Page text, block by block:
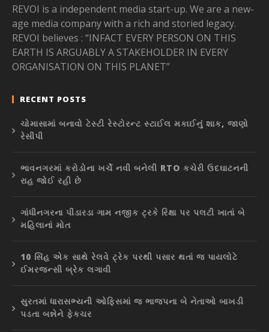
REVOI is a independent media start-up. We are a new-
age media company with a rich and storied legacy.
REVOI believes : “INFACT EVERY PERSON ON THIS
EARTH IS ARGUABLY A STAKEHOLDER IN EVERY
ORGANISATION ON THIS PLANET”
RECENT POSTS
ચોમાસામાં બનાવો ટેસ્ટી રેસ્ટોરન્ટ સ્ટાઈલ મકાઈનું શાક, જાણો
રેસીપી
ભાવનગરમાં કરોડોના ખર્ચે નવી બનેલી RTO કચેરી ઉદઘાટનની
રાહ જોઈ રહી છે
ગાંધીનગરના પીંડારડા ગામ નજીક ટ્રકે રિક્ષા પર પલટી ખાતાં બે
મહિલાનાં મોત
10 સિંહ એક સાથે રેલવે ટ્રેક પરથી પસાર થતાં જ પાયલોટે
ઈમરજન્સી બ્રેક લગાવી
સુરતમાં ધારાસભ્યની ઓફિસમાં જ ભાજપના બે નેતાઓ બાખડી
પડતા બન્નેને ફેકચર